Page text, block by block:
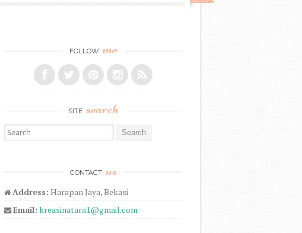
FOLLOW me
SITE search
Search for:
CONTACT us
Address: Harapan Jaya, Bekasi
Email: kreasinatara1@gmail.com